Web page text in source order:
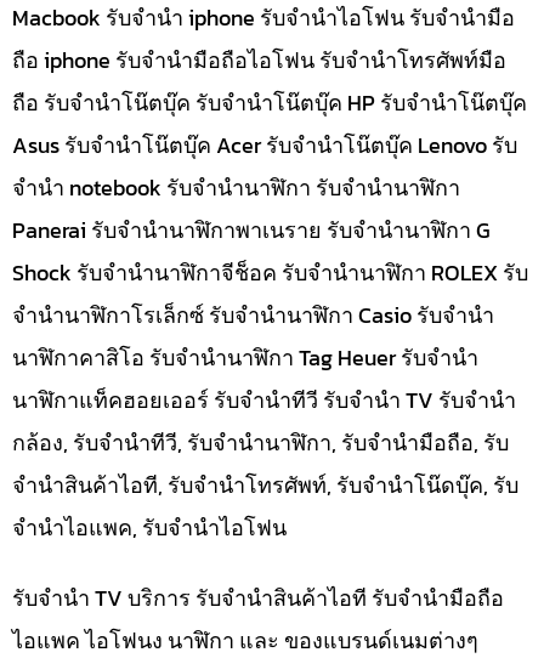
Macbook รับจำนำ iphone รับจำนำไอโฟน รับจำนำมือ
ถือ iphone รับจำนำมือถือไอโฟน รับจำนำโทรศัพท์มือ
ถือ รับจำนำโน๊ตบุ๊ค รับจำนำโน๊ตบุ๊ค HP รับจำนำโน๊ตบุ๊ค
Asus รับจำนำโน๊ตบุ๊ค Acer รับจำนำโน๊ตบุ๊ค Lenovo รับ
จำนำ notebook รับจำนำนาฬิกา รับจำนำนาฬิกา
Panerai รับจำนำนาฬิกาพาเนราย รับจำนำนาฬิกา G
Shock รับจำนำนาฬิกาจีช็อค รับจำนำนาฬิกา ROLEX รับ
จำนำนาฬิกาโรเล็กซ์ รับจำนำนาฬิกา Casio รับจำนำ
นาฬิกาคาสิโอ รับจำนำนาฬิกา Tag Heuer รับจำนำ
นาฬิกาแท็คฮอยเออร์ รับจำนำทีวี รับจำนำ TV รับจำนำ
กล้อง, รับจำนำทีวี, รับจำนำนาฬิกา, รับจำนำมือถือ, รับ
จำนำสินค้าไอที, รับจำนำโทรศัพท์, รับจำนำโน๊ดบุ๊ค, รับ
จำนำไอแพค, รับจำนำไอโฟน
รับจำนำ TV บริการ รับจำนำสินค้าไอที รับจำนำมือถือ
ไอแพค ไอโฟนง นาฬิกา และ ของแบรนด์เนมต่างๆ